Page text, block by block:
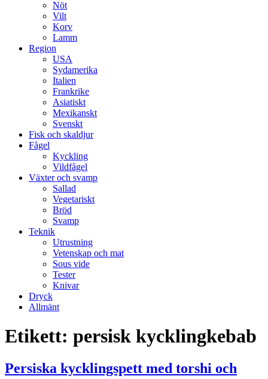
Nöt
Vilt
Korv
Lamm
Region
USA
Sydamerika
Italien
Frankrike
Asiatiskt
Mexikanskt
Svenskt
Fisk och skaldjur
Fågel
Kyckling
Vildfågel
Växter och svamp
Sallad
Vegetariskt
Bröd
Svamp
Teknik
Utrustning
Vetenskap och mat
Sous vide
Tester
Knivar
Dryck
Allmänt
Etikett: persisk kycklingkebab
Persiska kycklingspett med torshi och